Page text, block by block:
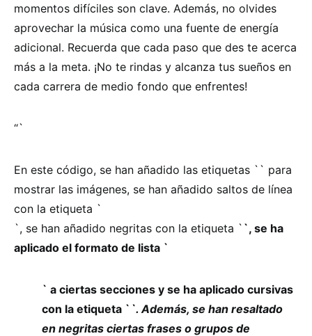
momentos difíciles son clave. Además, no olvides
aprovechar la música como una fuente de energía
adicional. Recuerda que cada paso que des te acerca
más a la meta. ¡No te rindas y alcanza tus sueños en
cada carrera de medio fondo que enfrentes!
“`
En este código, se han añadido las etiquetas ` ` para
mostrar las imágenes, se han añadido saltos de línea
con la etiqueta `
`, se han añadido negritas con la etiqueta ` `, se ha
aplicado el formato de lista `
` a ciertas secciones y se ha aplicado cursivas
con la etiqueta ` `. Además, se han resaltado
en negritas ciertas frases o grupos de